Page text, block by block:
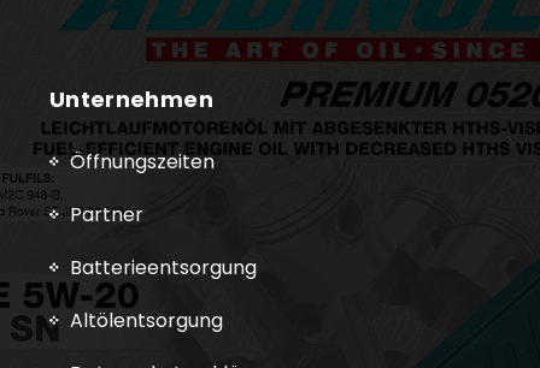
Unternehmen
Öffnungszeiten
Partner
Batterieentsorgung
Altölentsorgung